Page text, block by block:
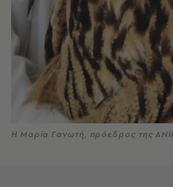
Η Μαρία Γανωτή, πρόεδρος της